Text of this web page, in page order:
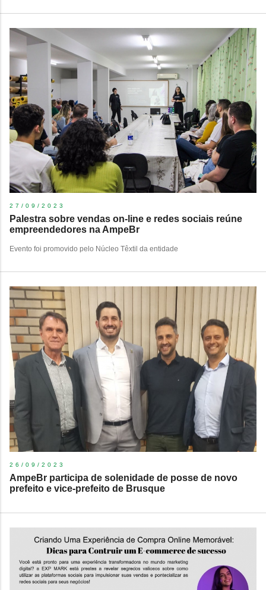
27/09/2023
Palestra sobre vendas on-line e redes sociais reúne
empreendedores na AmpeBr
Evento foi promovido pelo Núcleo Têxtil da entidade
26/09/2023
AmpeBr participa de solenidade de posse de novo
prefeito e vice-prefeito de Brusque